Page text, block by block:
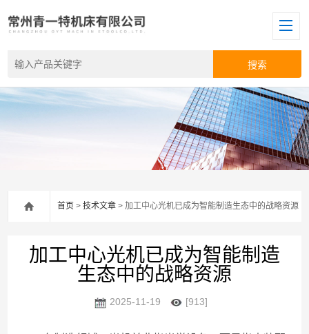
首页 >技术文章 > 加工中心光机已成为智能制造生态中的战略资源
加工中心光机已成为智能制造
生态中的战略资源
2025-11-19 [913]